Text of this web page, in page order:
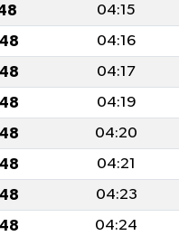
04:15
04:16
04:17
04:19
04:20
04:21
04:23
04:24